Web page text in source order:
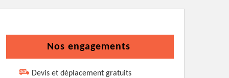
Nos engagements
Devis et déplacement gratuits